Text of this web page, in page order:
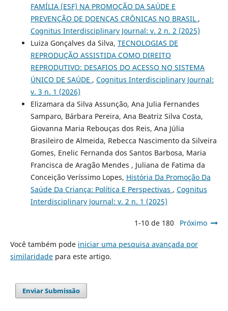
FAMÍLIA (ESF) NA PROMOÇÃO DA SAÚDE E
PREVENÇÃO DE DOENÇAS CRÔNICAS NO BRASIL ,
Cognitus Interdisciplinary Journal: v. 2 n. 2 (2025)
Luiza Gonçalves da Silva, TECNOLOGIAS DE
REPRODUÇÃO ASSISTIDA COMO DIREITO
REPRODUTIVO: DESAFIOS DO ACESSO NO SISTEMA
ÚNICO DE SAÚDE , Cognitus Interdisciplinary Journal:
v. 3 n. 1 (2026)
Elizamara da Silva Assunção, Ana Julia Fernandes
Samparo, Bárbara Pereira, Ana Beatriz Silva Costa,
Giovanna Maria Rebouças dos Reis, Ana Júlia
Brasileiro de Almeida, Rebecca Nascimento da Silveira
Gomes, Enelic Fernanda dos Santos Barbosa, Maria
Francisca de Aragão Mendes , Juliana de Fatima da
Conceição Veríssimo Lopes, História Da Promoção Da
Saúde Da Criança: Política E Perspectivas , Cognitus
Interdisciplinary Journal: v. 2 n. 1 (2025)
1-10 de 180 Próximo
Você também pode iniciar uma pesquisa avançada por
similaridadepara este artigo.
Enviar Submissão